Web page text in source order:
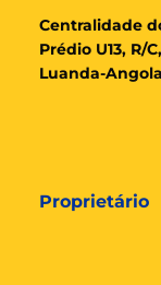
Centralidade
Prédio U13, R/
Luanda-Angola
Proprietário